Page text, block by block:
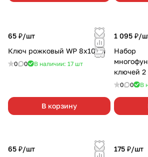
65 ₽/шт
Ключ рожковый WP 8х10мм
0 0 В наличии: 17 шт
В корзину
1 095 ₽/
Набор
ключей 2
0 0 В
65 ₽/шт
175 ₽/шт